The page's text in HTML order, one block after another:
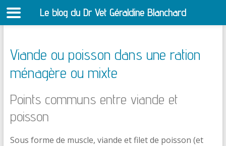
Viande ou poisson dans une ration
ménagère ou mixte
Points communs entre viande et
poisson
Sous forme de muscle, viande et filet de poisson (et
Le blog du Dr Vet Géraldine Blanchard